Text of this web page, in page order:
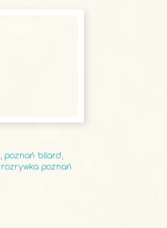
poznań bilard
rozrywka poznań